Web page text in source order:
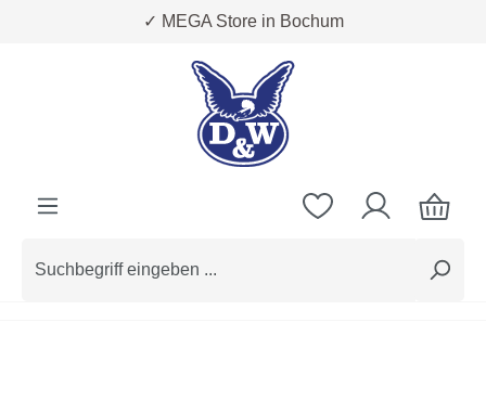
Zum Hauptinhalt springen✓ MEGA Store in Bochum